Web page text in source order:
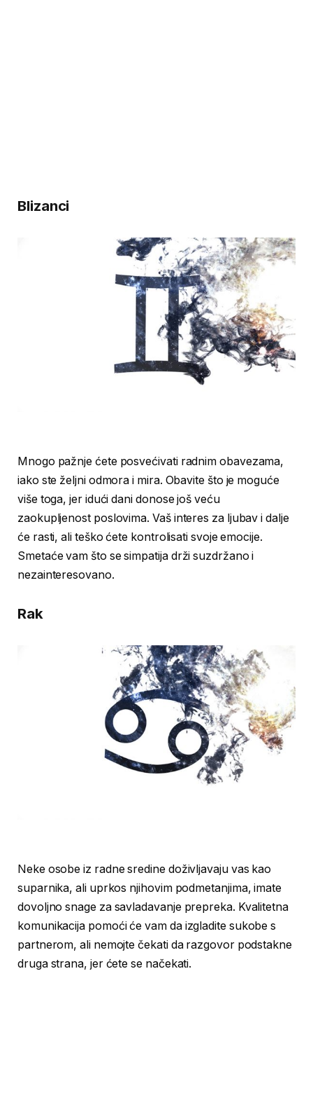
Blizanci
Mnogo pažnje ćete posvećivati radnim obavezama,
iako ste željni odmora i mira. Obavite što je moguće
više toga, jer idući dani donose još veću
zaokupljenost poslovima. Vaš interes za ljubav i dalje
će rasti, ali teško ćete kontrolisati svoje emocije.
Smetaće vam što se simpatija drži suzdržano i
nezainteresovano.
Rak
Neke osobe iz radne sredine doživljavaju vas kao
suparnika, ali uprkos njihovim podmetanjima, imate
dovoljno snage za savladavanje prepreka. Kvalitetna
komunikacija pomoći će vam da izgladite sukobe s
partnerom, ali nemojte čekati da razgovor podstakne
druga strana, jer ćete se načekati.